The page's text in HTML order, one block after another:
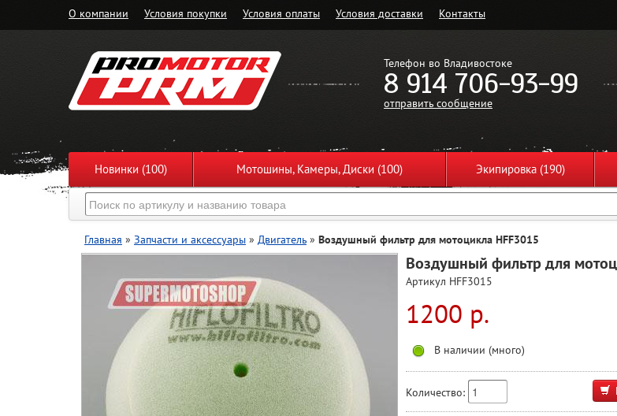
О компании Условия покупки Условия оплаты Условия доставки Контакты
Телефон во Владивостоке
8 914 706-93-99
отправить сообщение
Новинки (100) Мотошины, Камеры, Диски (100) Экипировка (190)
Главная » Запчасти и аксессуары » Двигатель » Воздушный фильтр для мотоцикла HFF3015
Воздушный фильтр для
Артикул HFF3015
1200 р.
В наличии (много)
Количество: